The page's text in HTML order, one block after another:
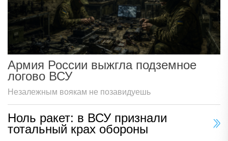
Армия России выжгла подземное
логово ВСУ
Незалежным воякам не позавидуешь
Ноль ракет: в ВСУ признали
тотальный крах обороны